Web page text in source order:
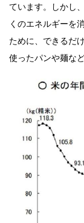
ています。しかし
くのエネルギーを
ために、できるだ
使ったパンや麺な